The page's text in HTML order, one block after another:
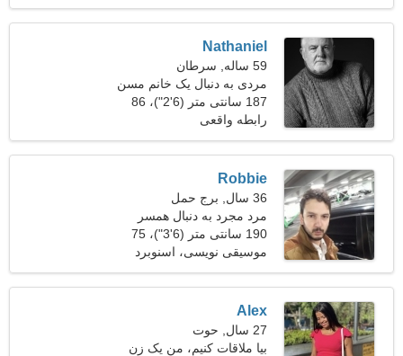
Nathaniel
59 ساله, سرطان
مردی به دنبال یک خانم مسن
47-56
187 سانتی متر (6'2")، 86
کیلوگرم (189 پوند)
رابطه واقعی
Robbie
36 سال, برج حمل
مرد مجرد به دنبال همسر
190 سانتی متر (6'3")، 75
کیلوگرم (165 پوند)
موسیقی نویسی، اسنوبرد
Alex
27 سال, حوت
بیا ملاقات کنیم، من یک زن